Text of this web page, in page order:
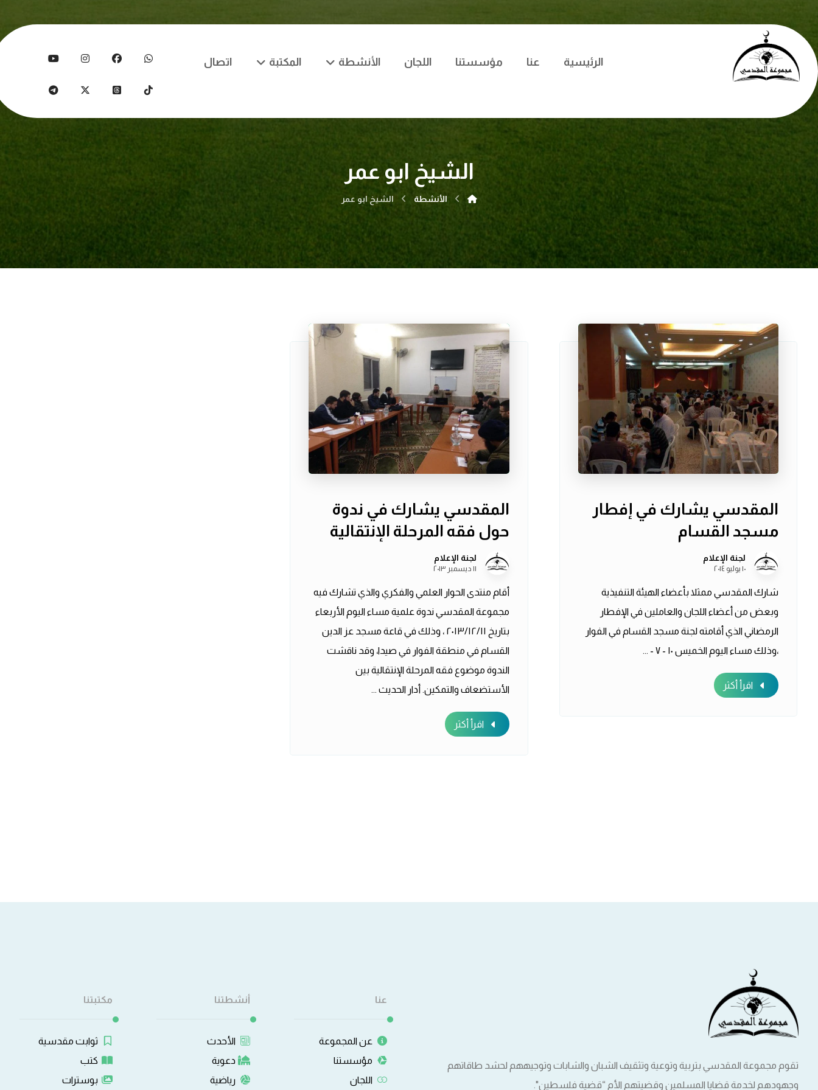
الرئيسية عنا مؤسستنا اللجان الأنشطة المكتبة اتصال
الشيخ ابو عمر
الأنشطة الشيخ ابو عمر
المقدسي يشارك في إفطار
مسجد القسام
لجنة الإعلام
١٠ يوليو ٢٠١٤
شارك المقدسي ممثلا بأعضاء الهيئة التنفيذية
وبعض من أعضاء اللجان والعاملين في الإفطار
الرمضاني الذي أقامته لجنة مسجد القسام في الفوار
،وذلك مساء اليوم الخميس ١٠ - ٧ - ...
اقرأ أكثر
المقدسي يشارك في ندوة
حول فقه المرحلة الإنتقالية
لجنة الإعلام
١١ ديسمبر ٢٠١٣
أقام منتدى الحوار العلمي والفكري والذي تشارك فيه
مجموعة المقدسي ندوة علمية مساء اليوم الأربعاء
بتاريخ ٢٠١٣/١٢/١١ ، وذلك في قاعة مسجد عز الدين
القسام في منطقة الفوار في صيدا، وقد ناقشت
الندوة موضوع فقه المرحلة الإنتقالية بين
الأستضعاف والتمكين. أدار الحديث ...
اقرأ أكثر
تقوم مجموعة المقدسي بتربية وتوعية وتثقيف الشبان والشابات وتوجيههم لحشد طاقاتهم
وجهودهم لخدمة قضايا المسلمين وقضيتهم الأم “قضية فلسطين".
عنا
عن المجموعة
مؤسستنا
اللجان
أنشطتنا
الأحدث
دعوية
رياضية
مكتبتنا
ثوابت مقدسية
كتب
بوسترات